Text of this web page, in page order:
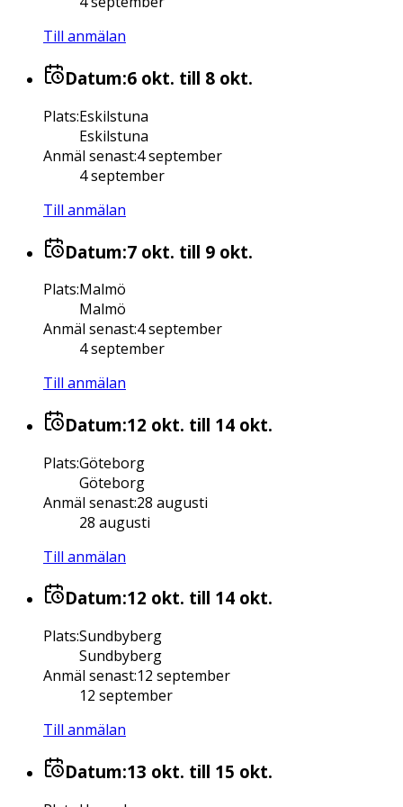
Till anmälan
Datum:6 okt. till 8 okt.
Plats:Eskilstuna
Eskilstuna
Anmäl senast:4 september
4 september
Till anmälan
Datum:7 okt. till 9 okt.
Plats:Malmö
Malmö
Anmäl senast:4 september
4 september
Till anmälan
Datum:12 okt. till 14 okt.
Plats:Göteborg
Göteborg
Anmäl senast:28 augusti
28 augusti
Till anmälan
Datum:12 okt. till 14 okt.
Plats:Sundbyberg
Sundbyberg
Anmäl senast:12 september
12 september
Till anmälan
Datum:13 okt. till 15 okt.